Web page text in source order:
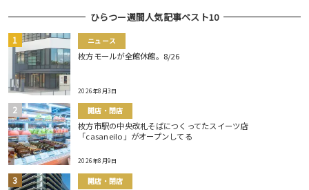
ひらつー週間人気記事ベスト10
ニュース
枚方モールが全館休館。8/26
2026年8月3日
開店・閉店
枚方市駅の中央改札そばにつくってたスイーツ店
「casaneilo」がオープンしてる
2026年8月9日
開店・閉店